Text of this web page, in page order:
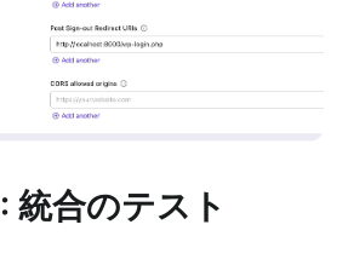
統合のテスト